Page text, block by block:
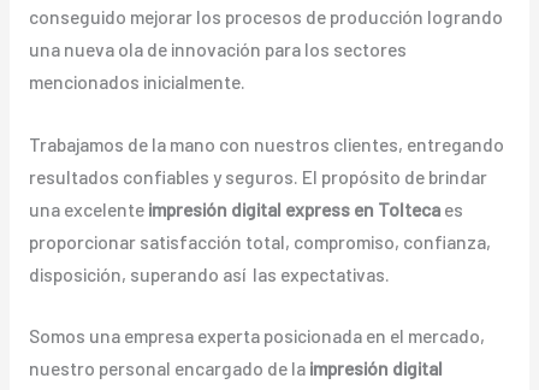
conseguido mejorar los procesos de producción logrando
una nueva ola de innovación para los sectores
mencionados inicialmente.
Trabajamos de la mano con nuestros clientes, entregando
resultados confiables y seguros. El propósito de brindar
una excelente impresión digital express en Tolteca es
proporcionar satisfacción total, compromiso, confianza,
disposición, superando así las expectativas.
Somos una empresa experta posicionada en el mercado,
nuestro personal encargado de la impresión digital